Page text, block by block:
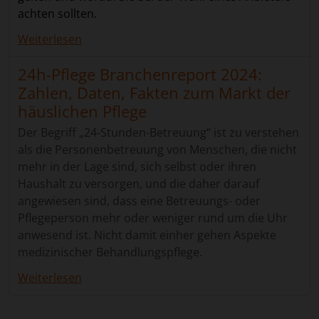
osteuropäischen Raum kooperieren, kümmern sich um
weiteren relevanten Unterlagen. Sie erfassen den
schlagen auf der Grundlage dann passende
Betreuungskräfte vor. Kommt es zu einer Einigung,
organisieren sie auch die Anreise des Pflegepersonals
und wickeln die Abrechnung ab. Die Familien sorgen
lediglich für Kost und Logis – bestenfalls bekommt die
Kraft ein Zimmer im Haus oder der Wohnung des
pflegebedürftigen Angehörigen. Ein weiterer Vorteil für
die deutschen Verbraucher: Dadurch, dass die Kräfte
weiterhin bei dem Arbeitgeber in ihrem Heimatland
angestellt bleiben, müssen auch nur dort die
Sozialabgaben geleistet werden. Das macht sich bei den
macht die 24 Stunden Pflege zu einer oft günstigeren
achten sollten.
Weiterlesen
24h-Pflege Branchenreport 2024:
Zahlen, Daten, Fakten zum Markt der
häuslichen Pflege
Der Begriff „24-Stunden-Betreuung“ ist zu verstehen
als die Personenbetreuung von Menschen, die nicht
mehr in der Lage sind, sich selbst oder ihren
Haushalt zu versorgen, und die daher darauf
angewiesen sind, dass eine Betreuungs- oder
Pflegeperson mehr oder weniger rund um die Uhr
anwesend ist. Nicht damit einher gehen Aspekte
medizinischer Behandlungspflege.
Weiterlesen